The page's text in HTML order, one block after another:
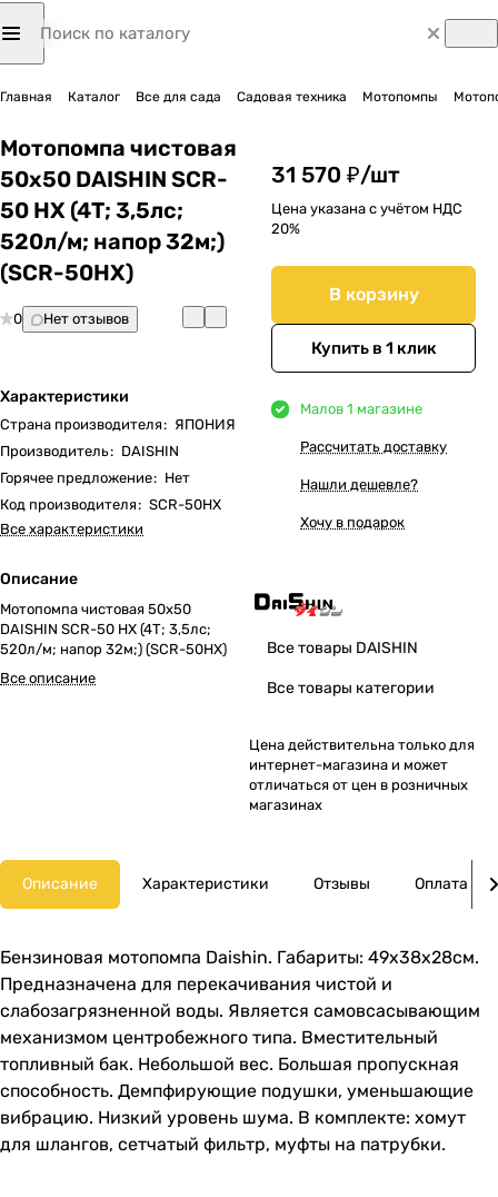
Главная Каталог Все для сада Садовая техника Мотопомпы
Мотопомпа чистовая
50х50 DAISHIN SCR-
50 HX (4Т; 3,5лс;
520л/м; напор 32м;)
(SCR-50HX)
0 Нет отзывов
Характеристики
Страна производителя: ЯПОНИЯ
Производитель: DAISHIN
Горячее предложение: Нет
Код производителя: SCR-50HX
Все характеристики
Описание
Мотопомпа чистовая 50х50
DAISHIN SCR-50 HX (4Т; 3,5лс;
520л/м; напор 32м;) (SCR-50HX)
Все описание
31 570 ₽/шт
Цена указана с учётом НДС
20%
В корзину
Купить в 1 клик
Малов 1 магазине
Рассчитать доставку
Нашли дешевле?
Хочу в подарок
Все товары DAISHIN
Все товары категории
Цена действительна только для
интернет-магазина и может
отличаться от цен в розничных
магазинах
Описание Характеристики Отзывы Оплата
Бензиновая мотопомпа Daishin. Габариты: 49х38х28см.
Предназначена для перекачивания чистой и
слабозагрязненной воды. Является самовсасывающим
механизмом центробежного типа. Вместительный
топливный бак. Небольшой вес. Большая пропускная
способность. Демпфирующие подушки, уменьшающие
вибрацию. Низкий уровень шума. В комплекте: хомут
для шлангов, сетчатый фильтр, муфты на патрубки.